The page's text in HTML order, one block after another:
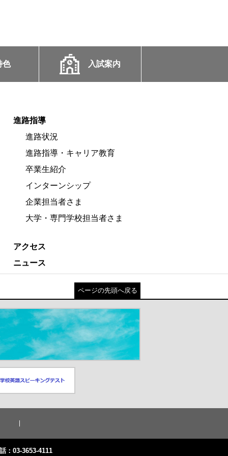
色 入試案内
進路指導
進路状況
進路指導・キャリア教育
卒業生紹介
インターンシップ
企業担当者さま
大学・専門学校担当者さま
アクセス
ニュース
ページの先頭へ戻る
ピーキングテスト
ウが開きます）
：03-3653-4111